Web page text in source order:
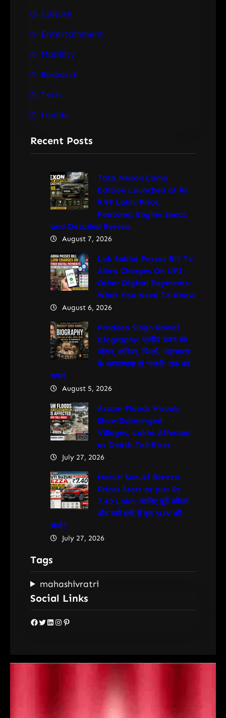
Culture
Entertainment
Mobility
Research
Tech
trends
Recent Posts
Tata Nexon Camo
Edition Launched at Rs
9.99 Lakh: Price,
Features, Engine Specs,
and Detailed Review
August 7, 2026
Lok Sabha Passes Bill To
Allow Charges On UPI,
Other Digital Payments:
What You Need To Know
August 6, 2026
Pradeep Singh Rawat
Biography: प्रदीप रावत का
जीवन, करियर, फिल्में, ‘महाभारत’
के अश्वत्थामा से ‘गजनी’ तक का
सफर
August 5, 2026
Assam Floods Visuals
Show Submerged
Villages, Lakhs Affected
as Death Toll Rises
July 27, 2026
Maruti Suzuki Brezza
Prices Start at Just Rs
7.40 Lakh: जानिए पूरी कीमत
और क्यों मची है इस SUV की
चर्चा?
July 27, 2026
Tags
mahashivratri
Social Links
Facebook Twitter LinkedIn Instagram Pinterest